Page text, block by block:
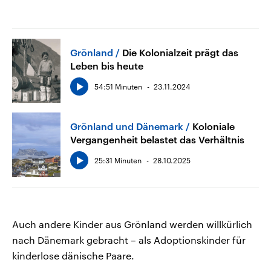
Grönland
Die Kolonialzeit prägt das
Leben bis heute
54:51 Minuten 23.11.2024
Grönland und Dänemark
Koloniale
Vergangenheit belastet das Verhältnis
25:31 Minuten 28.10.2025
Auch andere Kinder aus Grönland werden willkürlich
nach Dänemark gebracht – als Adoptionskinder für
kinderlose dänische Paare.